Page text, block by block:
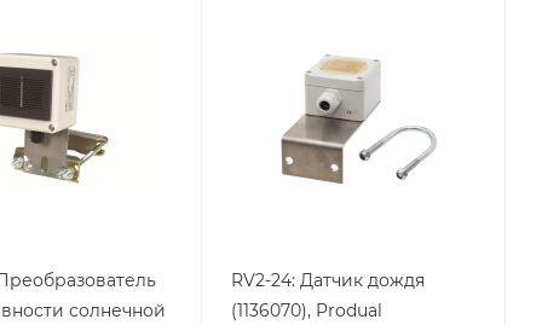
солнечной
RV2-24: Датчик дождя
(1136070), Produal